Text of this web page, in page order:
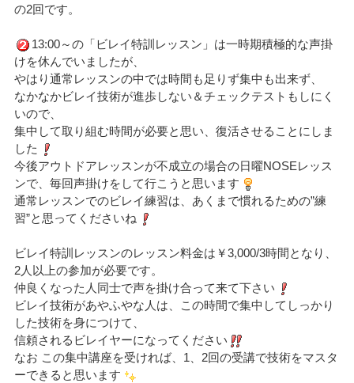
の2回です。
13:00～の「ビレイ特訓レッスン」は一時期積極的な声掛
けを休んでいましたが、
やはり通常レッスンの中では時間も足りず集中も出来ず、
なかなかビレイ技術が進歩しない＆チェックテストもしにく
いので、
集中して取り組む時間が必要と思い、復活させることにしま
した
今後アウトドアレッスンが不成立の場合の日曜NOSEレッス
ンで、毎回声掛けをして行こうと思います
通常レッスンでのビレイ練習は、あくまで慣れるための”練
習”と思ってくださいね
ビレイ特訓レッスンのレッスン料金は￥3,000/3時間となり、
2人以上の参加が必要です。
仲良くなった人同士で声を掛け合って来て下さい
ビレイ技術があやふやな人は、この時間で集中してしっかり
した技術を身につけて、
信頼されるビレイヤーになってください
なお この集中講座を受ければ、1、2回の受講で技術をマスタ
ーできると思います